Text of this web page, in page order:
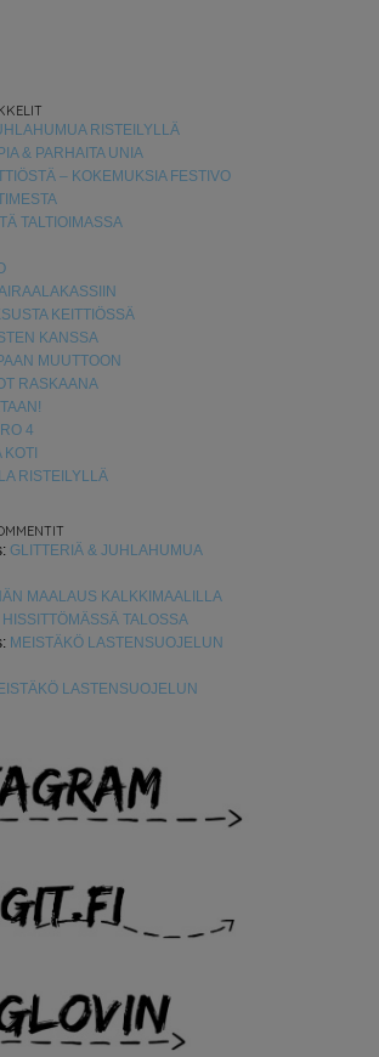
RISTEILYLLÄ
& PARHAITA UNIA
– KOKEMUKSIA FESTIVO
TALTIOIMASSA
KEITTIÖSSÄ
KANSSA
MUUTTOON
RASKAANA
4
RISTEILYLLÄ
: GLITTERIÄ & JUHLAHUMUA
MAALAUS KALKKIMAALILLA
TALOSSA
: MEISTÄKÖ LASTENSUOJELUN
LASTENSUOJELUN